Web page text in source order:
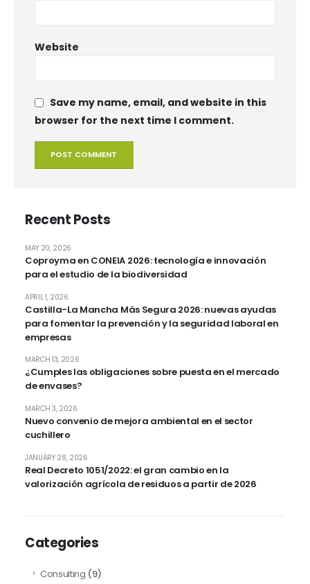
Website
Save my name, email, and website in this
browser for the next time I comment.
Recent Posts
Coproyma en CONEIA 2026: tecnología e innovación
para el estudio de la biodiversidad
MAY 20, 2026
Castilla-La Mancha Más Segura 2026: nuevas ayudas
para fomentar la prevención y la seguridad laboral en
empresas
APRIL 1, 2026
¿Cumples las obligaciones sobre puesta en el mercado
de envases?
MARCH 13, 2026
Nuevo convenio de mejora ambiental en el sector
cuchillero
MARCH 3, 2026
Real Decreto 1051/2022: el gran cambio en la
valorización agrícola de residuos a partir de 2026
JANUARY 28, 2026
Categories
Consulting (9)